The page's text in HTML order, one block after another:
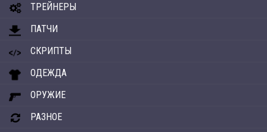
ТРЕЙНЕРЫ
ПАТЧИ
СКРИПТЫ
ОДЕЖДА
ОРУЖИЕ
РАЗНОЕ